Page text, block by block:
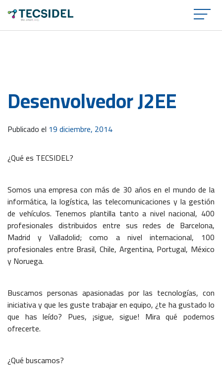
×
Desenvolvedor J2EE
Publicado el 19 diciembre, 2014
¿Qué es TECSIDEL?
Somos una empresa con más de 30 años en el mundo de la
informática, la logística, las telecomunicaciones y la gestión
de vehículos. Tenemos plantilla tanto a nivel nacional, 400
profesionales distribuidos entre sus redes de Barcelona,
Madrid y Valladolid; como a nivel internacional, 100
profesionales entre Brasil, Chile, Argentina, Portugal, México
y Noruega.
Buscamos personas apasionadas por las tecnologías, con
iniciativa y que les guste trabajar en equipo, ¿te ha gustado lo
que has leído? Pues, ¡sigue, sigue! Mira qué podemos
ofrecerte.
¿Qué buscamos?